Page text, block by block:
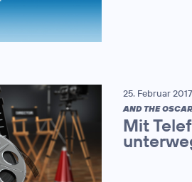
25. Februar 2017
AND THE
Mit